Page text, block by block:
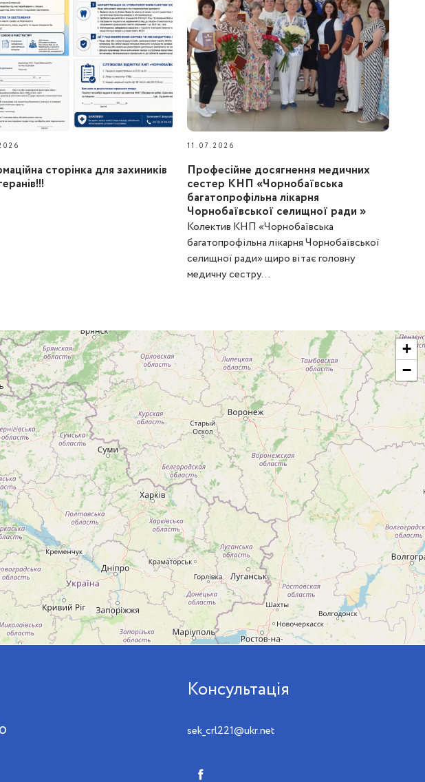
сторінка для захиників
11.07.2026
Професійне досягнення медичних
сестер КНП «Чорнобаївська
багатопрофільна лікарня
Чорнобаївської селищної ради »
Колектив КНП «Чорнобаївська
багатопрофільна лікарня Чорнобаївської
селищної ради» щиро вітає головну
медичну сестру...
+
−
Консультація
sek_crl221@ukr.net